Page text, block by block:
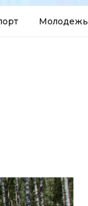
Молодежь